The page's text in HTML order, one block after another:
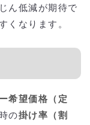
ん低減が期待で
くなります。
希望価格（定
の掛け率（割